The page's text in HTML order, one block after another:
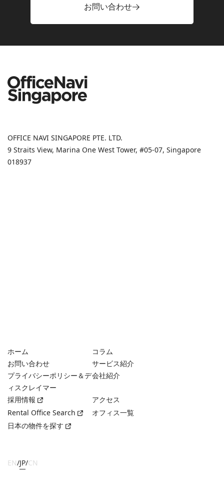
お問い合わせ
OFFICE NAVI SINGAPORE PTE. LTD.
9 Straits View, Marina One West Tower, #05-07, Singapore
018937
ホーム
コラム
お問い合わせ
サービス紹介
プライバシーポリシー＆デ
ィスクレイマー
会社紹介
採用情報
アクセス
Rental Office Search
オフィス一覧
日本の物件を探す
EN/JP/CN